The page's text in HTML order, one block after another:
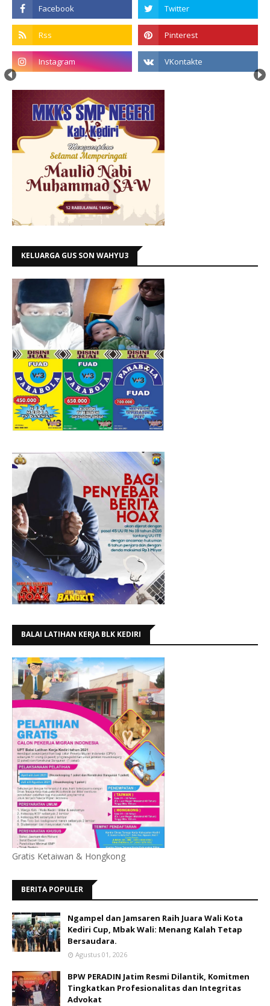
KELUARGA GUS SON WAHYU3
BALAI LATIHAN KERJA BLK KEDIRI
Gratis Ketaiwan & Hongkong
BERITA POPULER
Ngampel dan Jamsaren Raih Juara Wali Kota
Kediri Cup, Mbak Wali: Menang Kalah Tetap
Bersaudara.
Agustus 01, 2026
BPW PERADIN Jatim Resmi Dilantik, Komitmen
Tingkatkan Profesionalitas dan Integritas
Advokat